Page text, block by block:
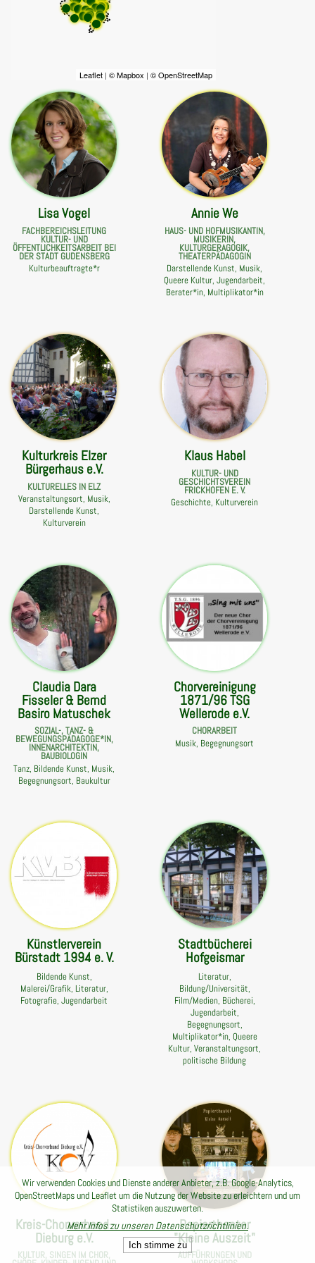
Wir verwenden Cookies und Dienste anderer Anbieter, z.B. Google-Analytics,
OpenStreetMaps und Leaflet um die Nutzung der Website zu erleichtern und um
Statistiken auszuwerten.
Mehr Infos zu unseren Datenschutzrichtlinien.
Ich stimme zu
Leaflet |© Mapbox |© OpenStreetMap
Lisa Vogel
FACHBEREICHSLEITUNG
KULTUR- UND
ÖFFENTLICHKEITSARBEIT BEI
DER STADT GUDENSBERG
Kulturbeauftragte*r
Annie We
HAUS- UND HOFMUSIKANTIN,
MUSIKERIN,
KULTURGERAGOGIK,
THEATERPÄDAGOGIN
Darstellende Kunst, Musik,
Queere Kultur, Jugendarbeit,
Berater*in, Multiplikator*in
Kulturkreis Elzer
Bürgerhaus e.V.
KULTURELLES IN ELZ
Veranstaltungsort, Musik,
Darstellende Kunst,
Kulturverein
Klaus Habel
KULTUR- UND
GESCHICHTSVEREIN
FRICKHOFEN E. V.
Geschichte, Kulturverein
Claudia Dara
Fisseler & Bernd
Basiro Matuschek
SOZIAL-, TANZ- &
BEWEGUNGSPÄDAGOGE*IN,
INNENARCHITEKTIN,
BAUBIOLOGIN
Tanz, Bildende Kunst, Musik,
Begegnungsort, Baukultur
Chorvereinigung
1871/96 TSG
Wellerode e.V.
CHORARBEIT
Musik, Begegnungsort
Künstlerverein
Bürstadt 1994 e. V.
Bildende Kunst,
Malerei/Grafik, Literatur,
Fotografie, Jugendarbeit
Stadtbücherei
Hofgeismar
Literatur,
Bildung/Universität,
Film/Medien, Bücherei,
Jugendarbeit,
Begegnungsort,
Multiplikator*in, Queere
Kultur, Veranstaltungsort,
politische Bildung
Kreis-Chorverband-
Dieburg e.V.
KULTUR, SINGEN IM CHOR,
Papiertheater
"Kleine Auszeit"
AUFFÜHRUNGEN UND